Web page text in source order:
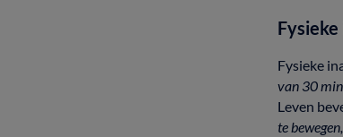
Fysieke
Fysieke
van 30
Leven
te